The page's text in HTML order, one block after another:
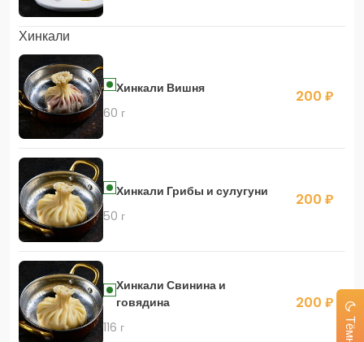
Хинкали
Хинкали Вишня
60 г
200 ₽
Хинкали Грибы и сулугуни
50 г
200 ₽
Хинкали Свинина и
говядина
116 г
200 ₽